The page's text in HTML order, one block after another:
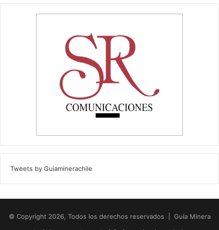
Tweets by Guiaminerachile
© Copyright 2026, Todos los derechos reservados | Guía Minera